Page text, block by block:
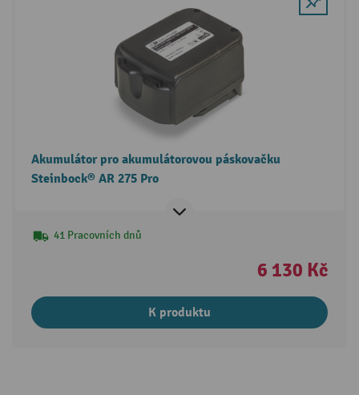
Akumulátor pro akumulátorovou páskovačku
Steinbock® AR 275 Pro
41 Pracovních dnů
6 130 Kč
K produktu